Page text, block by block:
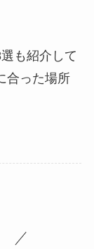
も紹介して
合った場所